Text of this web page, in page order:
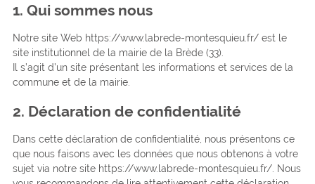
1. Qui sommes nous
Notre site Web https://www.labrede-montesquieu.fr/ est le
site institutionnel de la mairie de la Brède (33).
Il s’agit d’un site présentant les informations et services de la
commune et de la mairie.
2. Déclaration de confidentialité
Dans cette déclaration de confidentialité, nous présentons ce
que nous faisons avec les données que nous obtenons à votre
sujet via notre site https://www.labrede-montesquieu.fr/. Nous